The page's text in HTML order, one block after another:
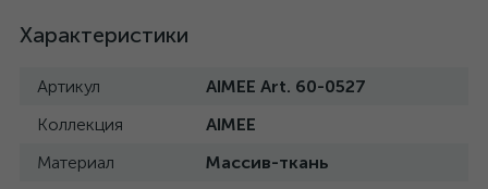
Характеристики
Артикул
AIMEE Art. 60-0527
Коллекция
AIMEE
Материал
Массив-ткань